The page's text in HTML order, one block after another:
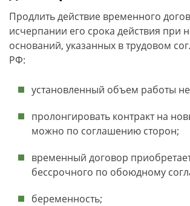
Продлить действие временного
исчерпании его срока действия при
оснований, указанных в трудовом
РФ:
установленный объем работы
пролонгировать контракт на
можно по соглашению сторон;
временный договор приобретает
бессрочного по обоюдному
беременность;